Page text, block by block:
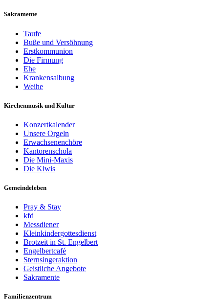
Sakramente
Taufe
Buße und Versöhnung
Erstkommunion
Die Firmung
Ehe
Krankensalbung
Weihe
Kirchenmusik und Kultur
Konzertkalender
Unsere Orgeln
Erwachsenenchöre
Kantorenschola
Die Mini-Maxis
Die Kiwis
Gemeindeleben
Pray & Stay
kfd
Messdiener
Kleinkindergottesdienst
Brotzeit in St. Engelbert
Engelbertcafé
Sternsingeraktion
Geistliche Angebote
Sakramente
Familienzentrum